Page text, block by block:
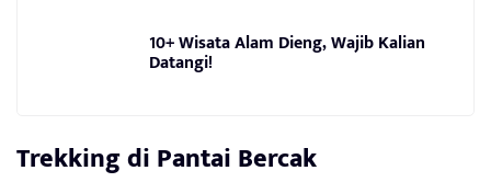
10+ Wisata Alam Dieng, Wajib Kalian
Datangi!
Trekking di Pantai Bercak